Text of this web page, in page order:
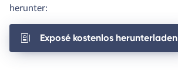
herunter:
Exposé kostenlos herunterladen